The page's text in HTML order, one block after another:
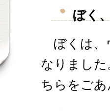
ぼく
ぼくは、
なりまし
ちらをご